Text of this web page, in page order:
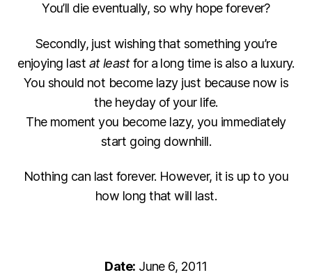
You’ll die eventually, so why hope forever?
Secondly, just wishing that something you’re
enjoying last at leastfor a long time is also a luxury.
You should not become lazy just because now is
the heyday of your life.
The moment you become lazy, you immediately
start going downhill.
Nothing can last forever. However, it is up to you
how long that will last.
Date: June 6, 2011